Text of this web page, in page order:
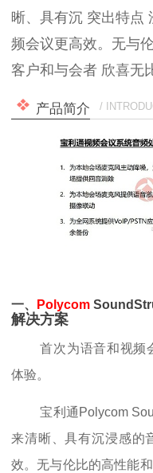
晰、具有沉 突出特点
频会议更高效。无与
客户和与会者 欣喜无
产品简介 /
一、 Polycom
解决方案
首次为语音和视频
体验。
宝利通Polycom
来清晰、具有沉浸感的
效。无与伦比的高性能